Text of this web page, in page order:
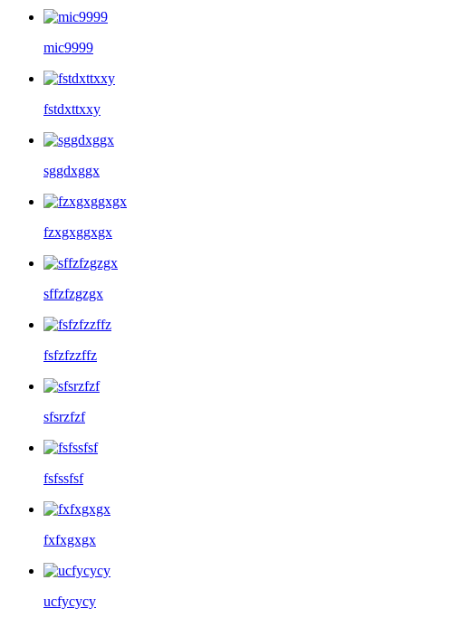
mic9999
fstdxttxxy
sggdxggx
fzxgxggxgx
sffzfzgzgx
fsfzfzzffz
sfsrzfzf
fsfssfsf
fxfxgxgx
ucfycycy